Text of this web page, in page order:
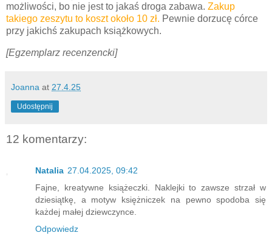
możliwości, bo nie jest to jakaś droga zabawa. Zakup
takiego zeszytu to koszt około 10 zł. Pewnie dorzucę córce
przy jakichś zakupach książkowych.
[Egzemplarz recenzencki]
Joanna at 27.4.25
Udostępnij
12 komentarzy:
Natalia 27.04.2025, 09:42
Fajne, kreatywne książeczki. Naklejki to zawsze strzał w
dziesiątkę, a motyw księżniczek na pewno spodoba się
każdej małej dziewczynce.
Odpowiedz